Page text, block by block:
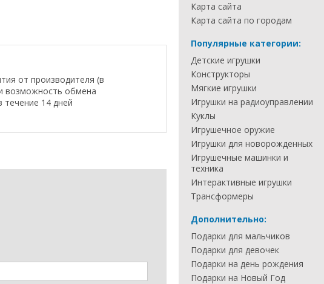
от производителя (в
возможность обмена
течение 14 дней
Карта сайта
Карта сайта по городам
Популярные категории:
Детские игрушки
Конструкторы
Мягкие игрушки
Игрушки на радиоуправлении
Куклы
Игрушечное оружие
Игрушки для новорожденных
Игрушечные машинки и
техника
Интерактивные игрушки
Трансформеры
Дополнительно:
Подарки для мальчиков
Подарки для девочек
Подарки на день рождения
Подарки на Новый Год